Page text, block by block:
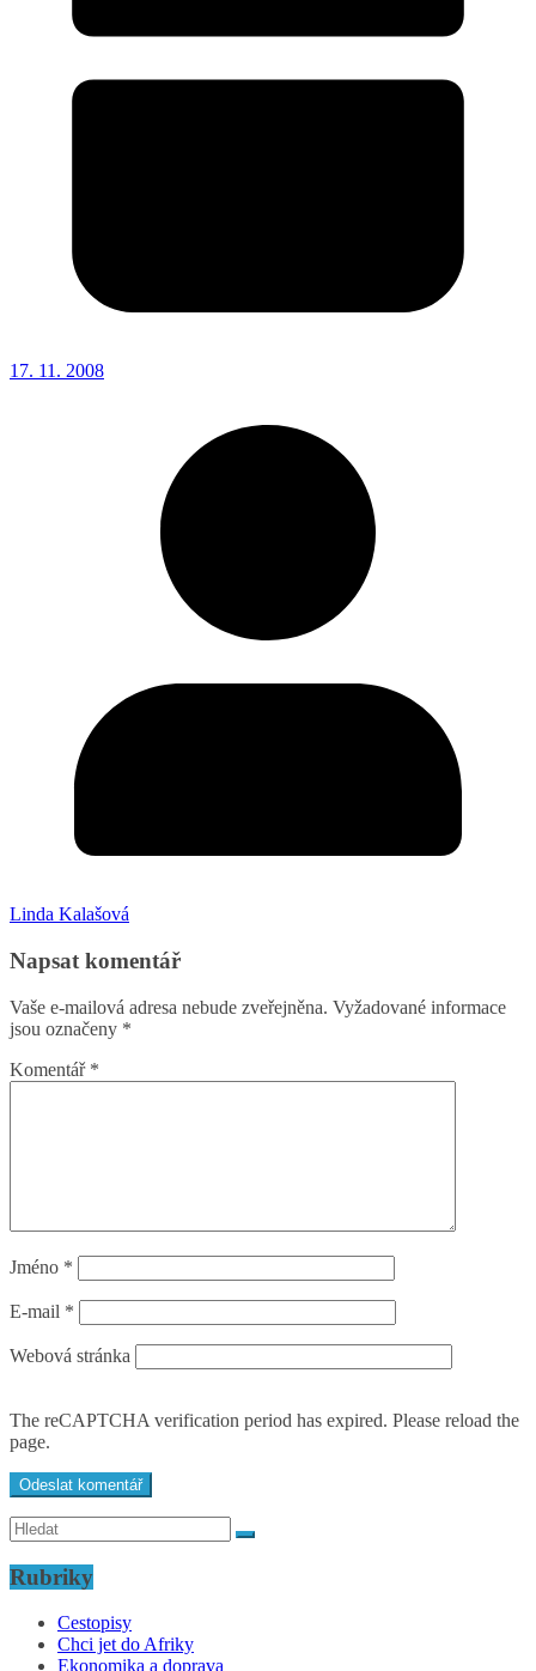
17. 11. 2008
Linda Kalašová
Napsat komentář
Vaše e-mailová adresa nebude zveřejněna. Vyžadované informace
jsou označeny *
Komentář *
Jméno *
E-mail *
Webová stránka
The reCAPTCHA verification period has expired. Please reload the
page.
Rubriky
Cestopisy
Chci jet do Afriky
Ekonomika a doprava